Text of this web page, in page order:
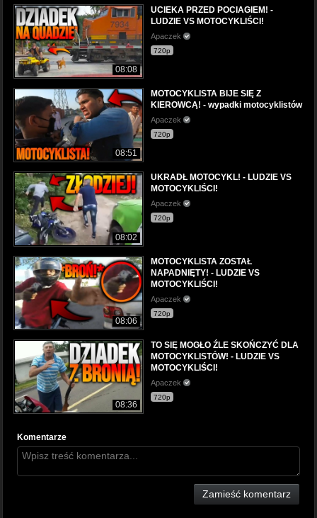
08:08
UCIEKA PRZED POCIAGIEM! -
LUDZIE VS MOTOCYKLIŚCI!
Apaczek
720p
08:51
MOTOCYKLISTA BIJE SIĘ Z
KIEROWCĄ! - wypadki motocyklistów
Apaczek
720p
08:02
UKRADŁ MOTOCYKL! - LUDZIE VS
MOTOCYKLIŚCI!
Apaczek
720p
08:06
MOTOCYKLISTA ZOSTAŁ
NAPADNIĘTY! - LUDZIE VS
MOTOCYKLIŚCI!
Apaczek
720p
08:36
TO SIĘ MOGŁO ŹLE SKOŃCZYĆ DLA
MOTOCYKLISTÓW! - LUDZIE VS
MOTOCYKLIŚCI!
Apaczek
720p
Komentarze
Zamieść komentarz